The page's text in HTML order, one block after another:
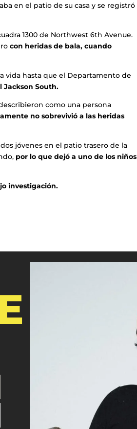
en el patio de su casa y se registró
1300 de Northwest 6th Avenue.
con heridas de bala, cuando
vida hasta que el Departamento de
Jackson South.
como una persona
no sobrevivió a las heridas
jóvenes en el patio trasero de la
por lo que dejó a uno de los niños
investigación.